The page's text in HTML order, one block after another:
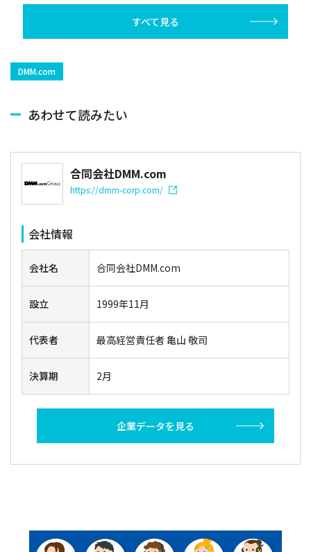
すべて見る
DMM.com
あわせて読みたい
合同会社DMM.com
https://dmm-corp.com/
会社情報
会社名 合同会社DMM.com
設立 1999年11月
代表者 最高経営責任者 亀山 敬司
決算期 2月
企業データを見る